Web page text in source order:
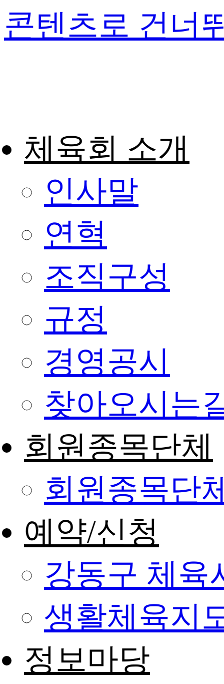
콘텐츠로 건너
체육회 소개
인사말
연혁
조직구성
규정
경영공시
찾아오시는
회원종목단체
회원종목단
예약/신청
강동구 체육
생활체육지
정보마당